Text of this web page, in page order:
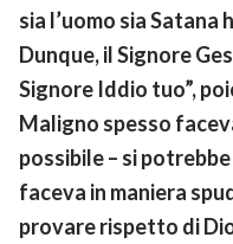
sia l’uomo sia
Dunque, il Signore
Signore Iddio tuo”,
Maligno spesso
possibile – si
faceva in maniera
provare rispetto di